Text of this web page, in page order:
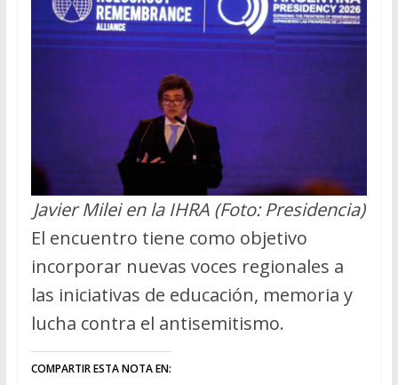
Javier Milei en la IHRA (Foto: Presidencia)
El encuentro tiene como objetivo
incorporar nuevas voces regionales a
las iniciativas de educación, memoria y
lucha contra el antisemitismo.
COMPARTIR ESTA NOTA EN: